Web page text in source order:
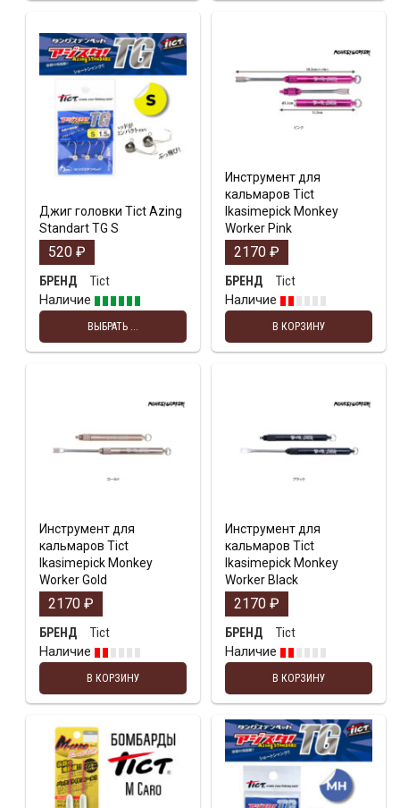
Джиг головки Tict Azing
Standart TG S
520 ₽
БРЕНД
Tict
Наличие
ВЫБРАТЬ ...
Инструмент для
кальмаров Tict
Ikasimepick Monkey
Worker Pink
2170 ₽
БРЕНД
Tict
Наличие
В КОРЗИНУ
Инструмент для
кальмаров Tict
Ikasimepick Monkey
Worker Gold
2170 ₽
БРЕНД
Tict
Наличие
В КОРЗИНУ
Инструмент для
кальмаров Tict
Ikasimepick Monkey
Worker Black
2170 ₽
БРЕНД
Tict
Наличие
В КОРЗИНУ